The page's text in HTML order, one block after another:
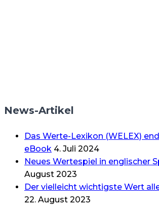
News-Artikel
Das Werte-Lexikon (WELEX)
eBook 4. Juli 2024
Neues Wertespiel in englischer
August 2023
Der vielleicht wichtigste Wert
22. August 2023